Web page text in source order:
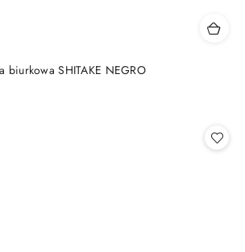
biurkowa SHITAKE NEGRO